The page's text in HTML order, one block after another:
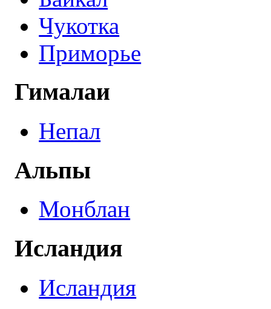
Чукотка
Приморье
Гималаи
Непал
Альпы
Монблан
Исландия
Исландия